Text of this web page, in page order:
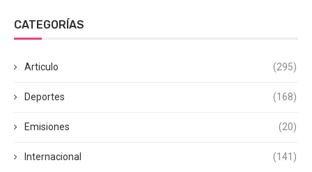
CATEGORÍAS
Articulo (295)
Deportes (168)
Emisiones (20)
Internacional (141)